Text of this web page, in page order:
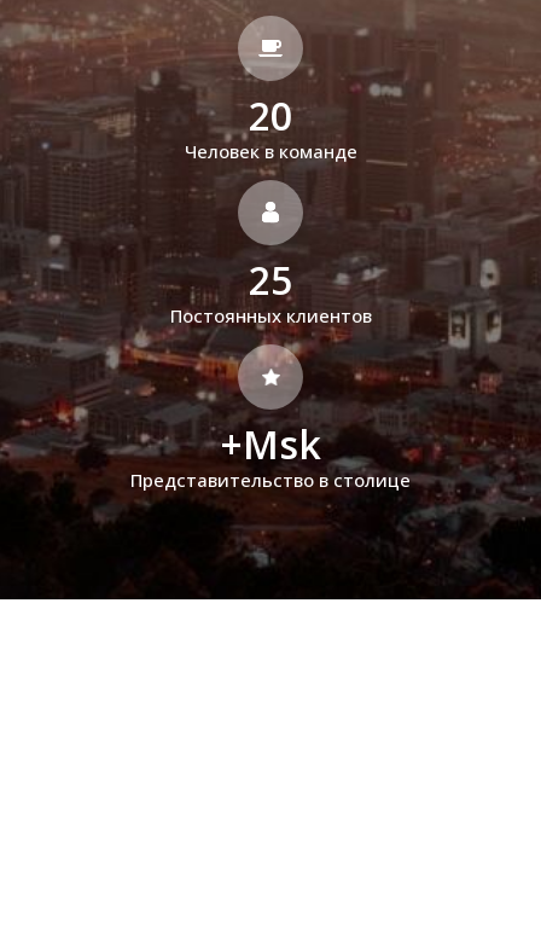
20
Человек в команде
25
Постоянных клиентов
+Msk
Представительство в столице